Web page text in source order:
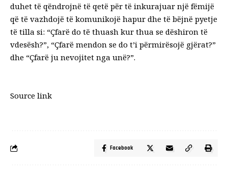
duhet të qëndrojnë të qetë për të inkurajuar një fëmijë
që të vazhdojë të komunikojë hapur dhe të bëjnë pyetje
të tilla si: “Çfarë do të thuash kur thua se dëshiron të
vdesësh?”, “Çfarë mendon se do t’i përmirësojë gjërat?”
dhe “Çfarë ju nevojitet nga unë?”.
Source link
Facebook